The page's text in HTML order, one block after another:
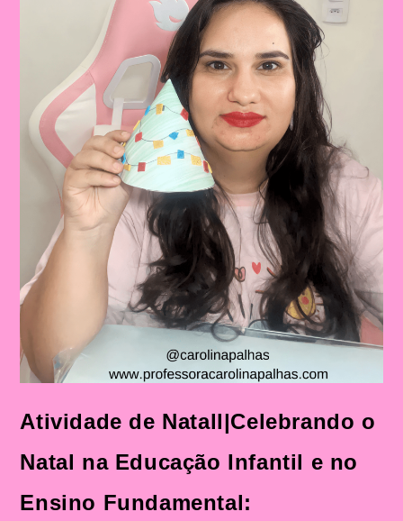
No
Ensino
Fundamental:
Importância
E
Atividades
Criativas
Atividade de Natall|Celebrando o
Natal na Educação Infantil e no
Ensino Fundamental: